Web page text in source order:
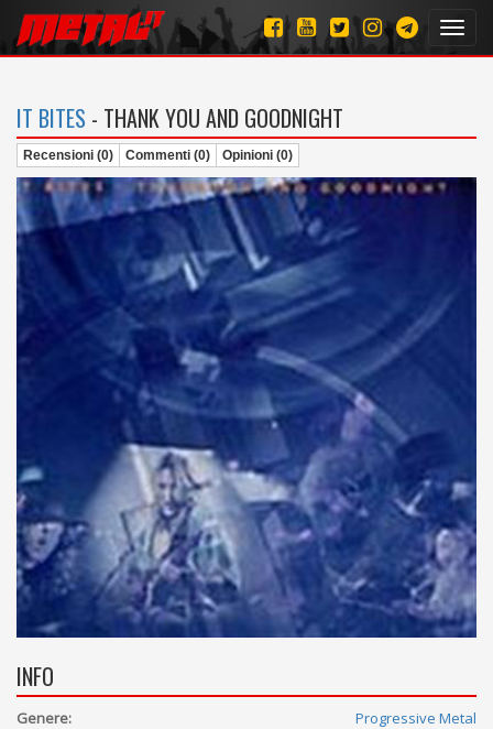
IT BITES - THANK YOU AND GOODNIGHT
Recensioni (0) Commenti (0) Opinioni (0)
INFO
Genere:
Progressive Metal